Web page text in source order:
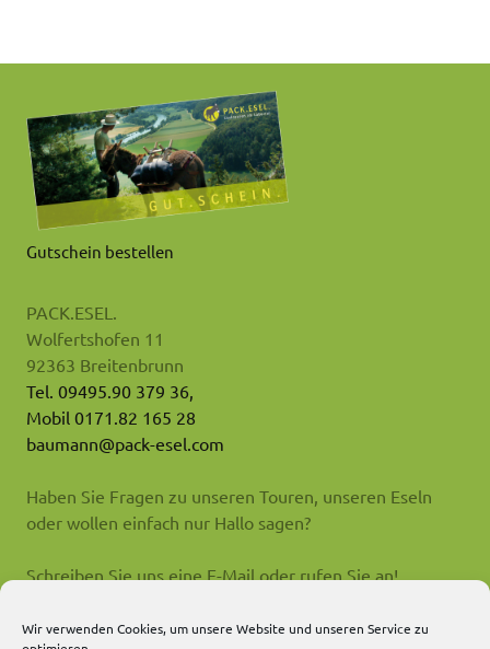
Wir verwenden Cookies, um unsere Website und unseren Service zu
Gutschein bestellen
PACK.ESEL.
Wolfertshofen 11
92363 Breitenbrunn
Tel. 09495.90 379 36,
Mobil 0171.82 165 28
baumann@pack-esel.com
Haben Sie Fragen zu unseren Touren, unseren Eseln
oder wollen einfach nur Hallo sagen?
Schreiben Sie uns eine E-Mail oder rufen Sie an!
Impressum